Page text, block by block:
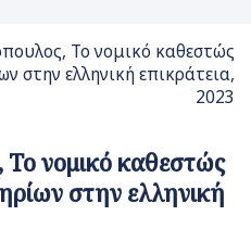
Το νομικό καθεστώς
στην ελληνική επικράτεια,
2023
νομικό καθεστώς
στην ελληνική